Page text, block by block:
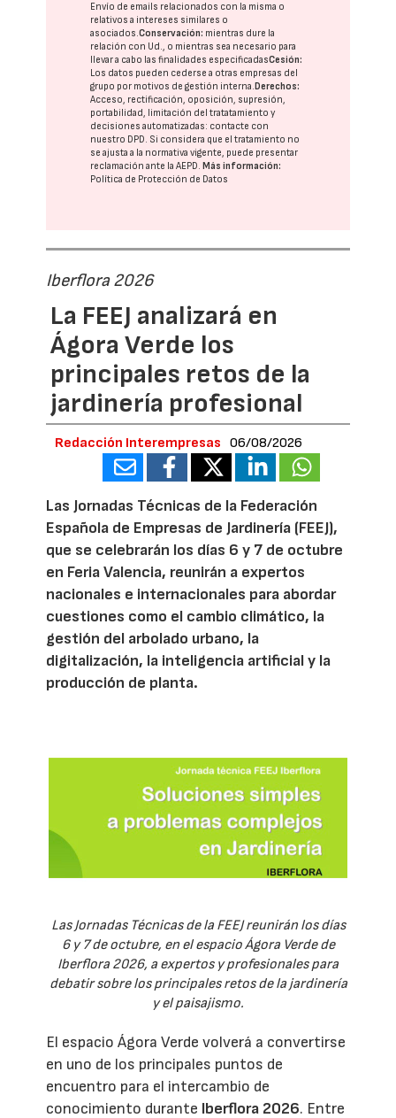
Envío de emails relacionados con la misma o
relativos a intereses similares o
asociados.Conservación: mientras dure la
relación con Ud., o mientras sea necesario para
llevar a cabo las finalidades especificadasCesión:
Los datos pueden cederse a otras empresas del
grupo por motivos de gestión interna. Derechos:
Acceso, rectificación, oposición, supresión,
portabilidad, limitación del tratatamiento y
decisiones automatizadas: contacte con
nuestro DPD. Si considera que el tratamiento no
se ajusta a la normativa vigente, puede presentar
reclamación ante laAEPD. Más información:
Política de Protección de Datos
Iberflora 2026
La FEEJ analizará en
Ágora Verde los
principales retos de la
jardinería profesional
Redacción Interempresas 06/08/2026
Las Jornadas Técnicas de la Federación
Española de Empresas de Jardinería (FEEJ),
que se celebrarán los días 6 y 7 de octubre
en Feria Valencia, reunirán a expertos
nacionales e internacionales para abordar
cuestiones como el cambio climático, la
gestión del arbolado urbano, la
digitalización, la inteligencia artificial y la
producción de planta.
Las Jornadas Técnicas de la FEEJ reunirán los días
6 y 7 de octubre, en el espacio Ágora Verde de
Iberflora 2026, a expertos y profesionales para
debatir sobre los principales retos de la jardinería
y el paisajismo.
El espacio Ágora Verde volverá a convertirse
en uno de los principales puntos de
encuentro para el intercambio de
conocimiento durante Iberflora 2026. Entre